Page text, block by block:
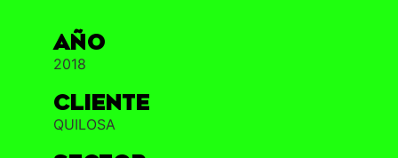
AÑO
2018
Cliente
QUILOSA